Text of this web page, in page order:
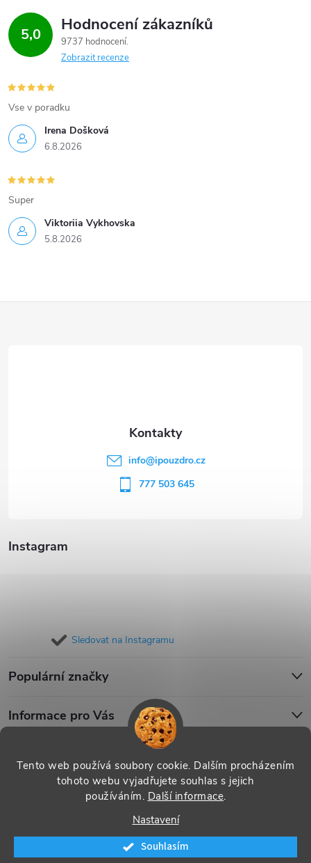
Tento web používá soubory cookie. Dalším procházením
tohoto webu vyjadřujete souhlas s jejich
používáním. Další informace.
Nastavení
Souhlasím
5,0 Hodnocení zákazníků
9737 hodnocení
Zobrazit recenze
Irena Došková
6.8.2026
Vse v poradku
Viktoriia Vykhovska
5.8.2026
Super
Instagram
Sledovat na Instagramu
Populární značky
Informace pro Vás
info@ipouzdro.cz
777 503 645
Vytvořil Shoptet
Copyright 2026 . Všechna práva vyhrazena.
nastavení cookies